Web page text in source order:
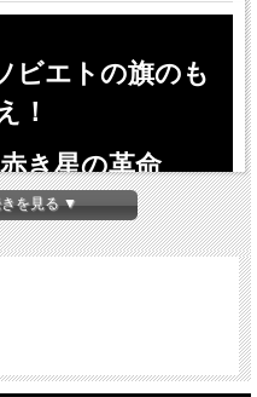
ビエトの旗のも
！
き星の革命
を見る ▼